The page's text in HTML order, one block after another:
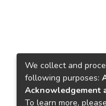
We collect and
following purposes:
Acknowledgement
To learn more,